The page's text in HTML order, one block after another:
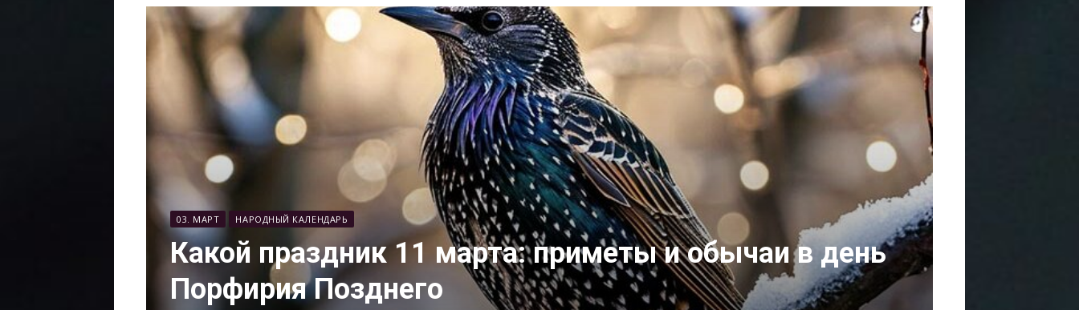
03. МАРТ НАРОДНЫЙ КАЛЕНДАРЬ
Какой праздник 11 марта: приметы и обычаи в день
Порфирия Позднего